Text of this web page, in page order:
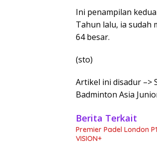
Ini penampilan
Tahun lalu, ia sudah
64 besar.
(sto)
Artikel ini disadur –>
Badminton Asia
Berita Terkait
Premier Padel London
VISION+